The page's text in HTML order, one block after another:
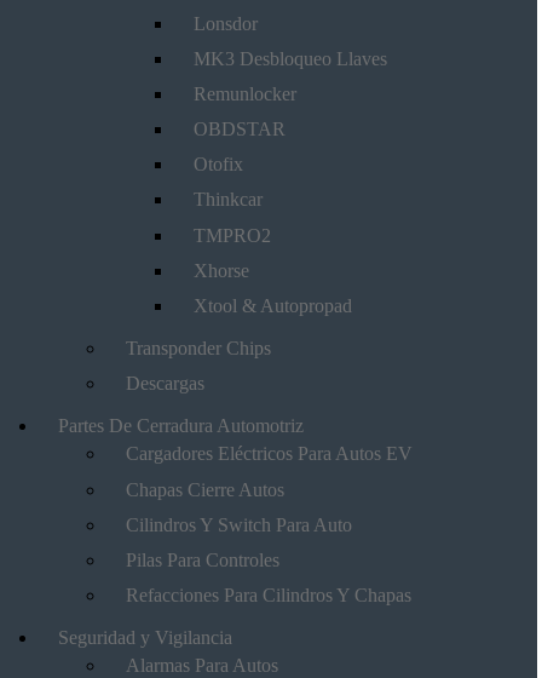
Lonsdor
MK3 Desbloqueo Llaves
Remunlocker
OBDSTAR
Otofix
Thinkcar
TMPRO2
Xhorse
Xtool & Autopropad
Transponder Chips
Descargas
Partes De Cerradura Automotriz
Cargadores Eléctricos Para Autos EV
Chapas Cierre Autos
Cilindros Y Switch Para Auto
Pilas Para Controles
Refacciones Para Cilindros Y Chapas
Seguridad y Vigilancia
Alarmas Para Autos